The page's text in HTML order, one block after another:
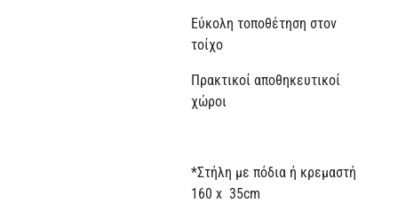
Εύκολη τοποθέτηση στον
τοίχο
Πρακτικοί αποθηκευτικοί
χώροι
*Στήλη με πόδια ή κρεμαστή
160 x 35cm